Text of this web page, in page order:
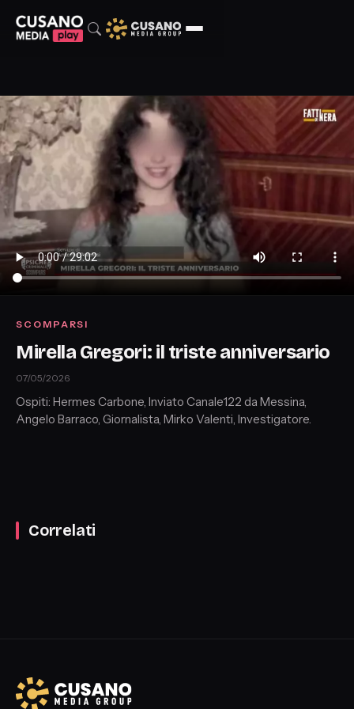
SCOMPARSI
Mirella Gregori: il triste anniversario
07/05/2026
Ospiti: Hermes Carbone, Inviato Canale122 da Messina,
Angelo Barraco, Giornalista, Mirko Valenti, Investigatore.
Correlati